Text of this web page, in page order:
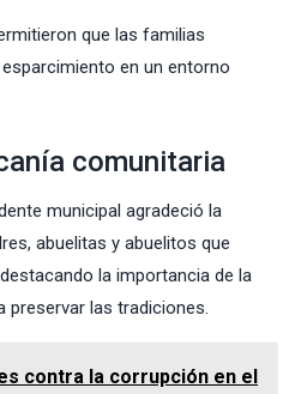
que las familias
en un entorno
comunitaria
municipal agradeció la
abuelitas y abuelitos que
la importancia de la
preservar las tradiciones.
contra la corrupción en el